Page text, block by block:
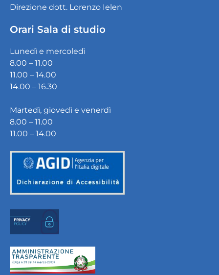
Direzione dott. Lorenzo Ielen
Orari Sala di studio
Lunedì e mercoledì
8.00 – 11.00
11.00 – 14.00
14.00 – 16.30
Martedì, giovedì e venerdì
8.00 – 11.00
11.00 – 14.00